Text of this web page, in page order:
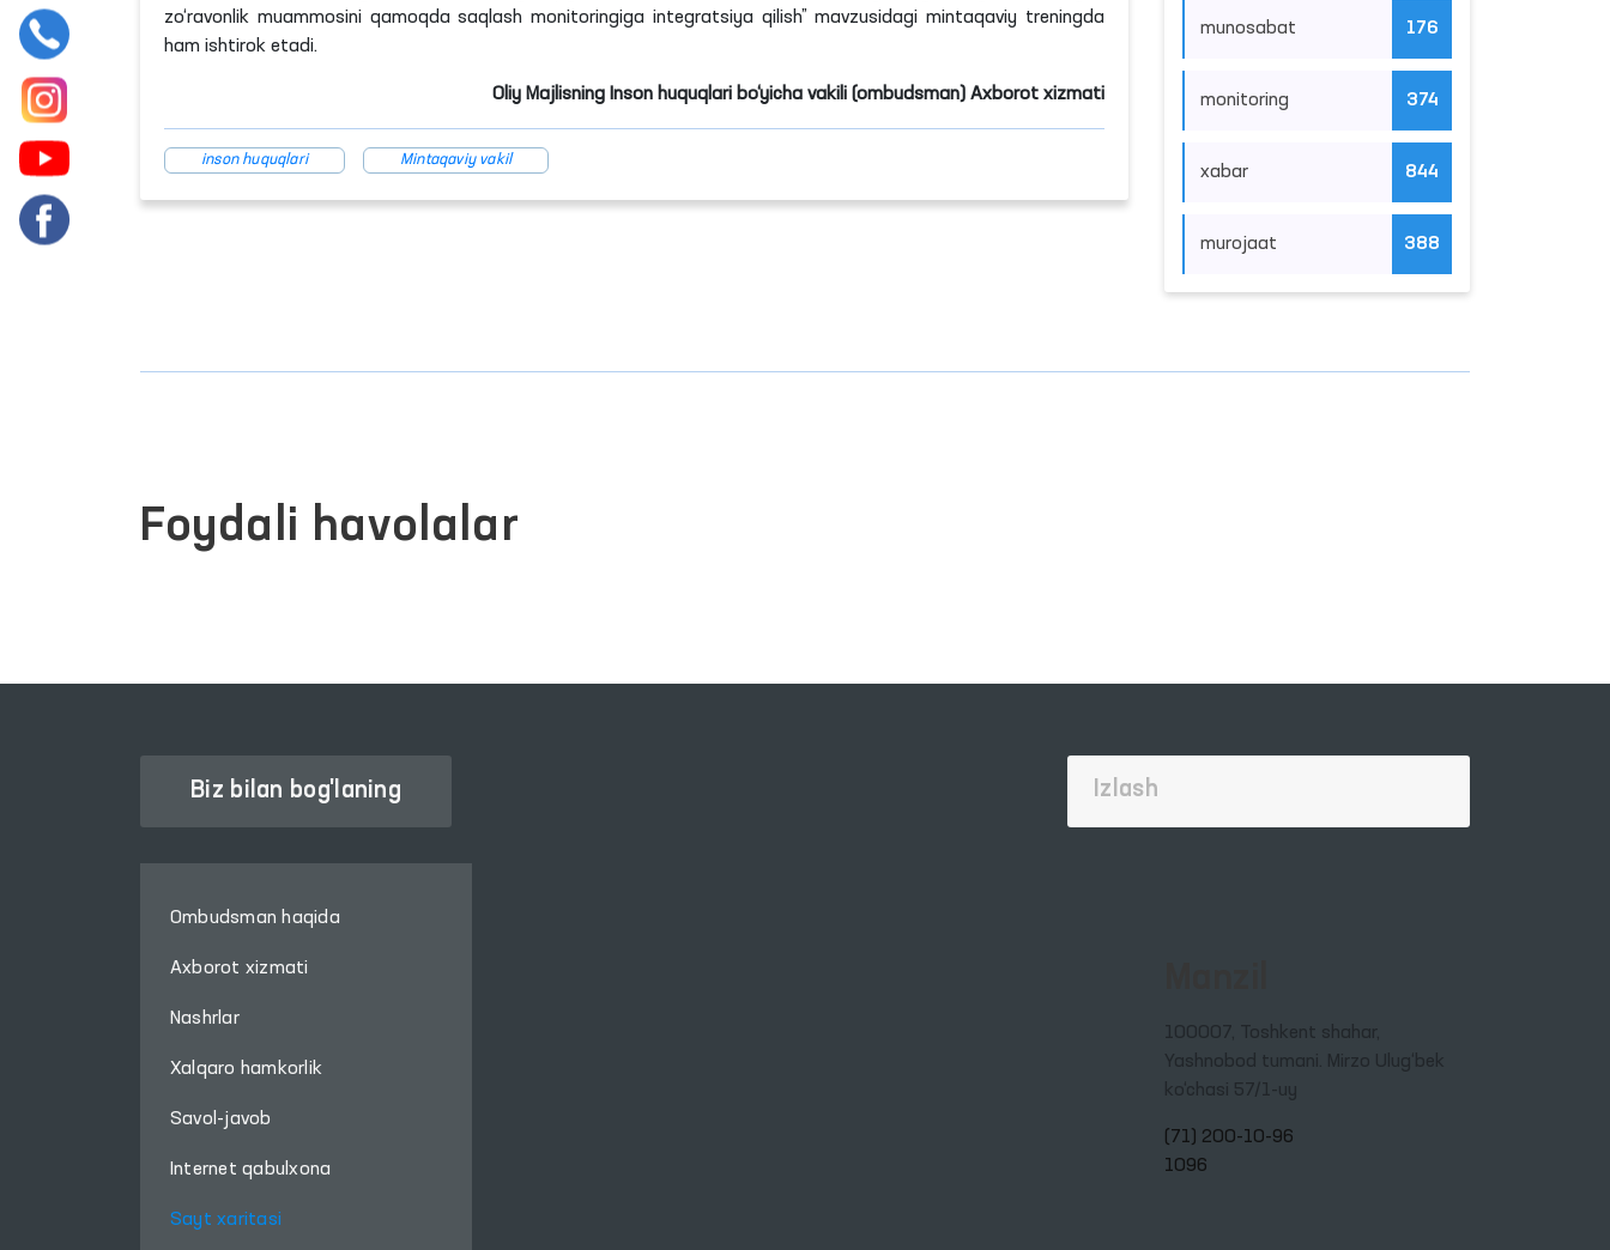
zo‘ravonlik muammosini qamoqda saqlash monitoringiga integratsiya qilish” mavzusidagi mintaqaviy treningda
ham ishtirok etadi.
Oliy Majlisning Inson huquqlari bo‘yicha vakili (ombudsman) Axborot xizmati
inson huquqlari Mintaqaviy vakil
munosabat 176
monitoring 374
xabar 844
murojaat 388
Foydali havolalar
Biz bilan bog'laning
Ombudsman haqida
Axborot xizmati
Nashrlar
Xalqaro hamkorlik
Savol-javob
Internet qabulxona
Sayt xaritasi
100007, Toshkent shahar,
Yashnobod tumani. Mirzo Ulug‘bek
ko‘chasi 57/1-uy
(71) 200-10-96
1096